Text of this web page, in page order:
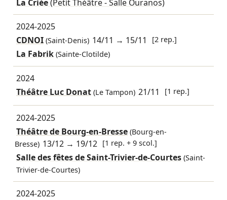
La Criée(Petit Théâtre - Salle Ouranos)
2024-2025
CDNOI(Saint-Denis) 14/11 → 15/11 [2 rep.]
La Fabrik (Sainte-Clotilde)
2024
Théâtre Luc Donat(Le Tampon) 21/11 [1 rep.]
2024-2025
Théâtre de Bourg-en-Bresse(Bourg-en-
Bresse) 13/12 → 19/12 [1 rep. + 9 scol.]
Salle des fêtes de Saint-Trivier-de-Courtes (Saint-
Trivier-de-Courtes)
2024-2025